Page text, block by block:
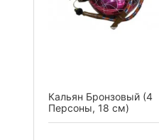
Кальян Бронзовый (4
Персоны, 18 см)